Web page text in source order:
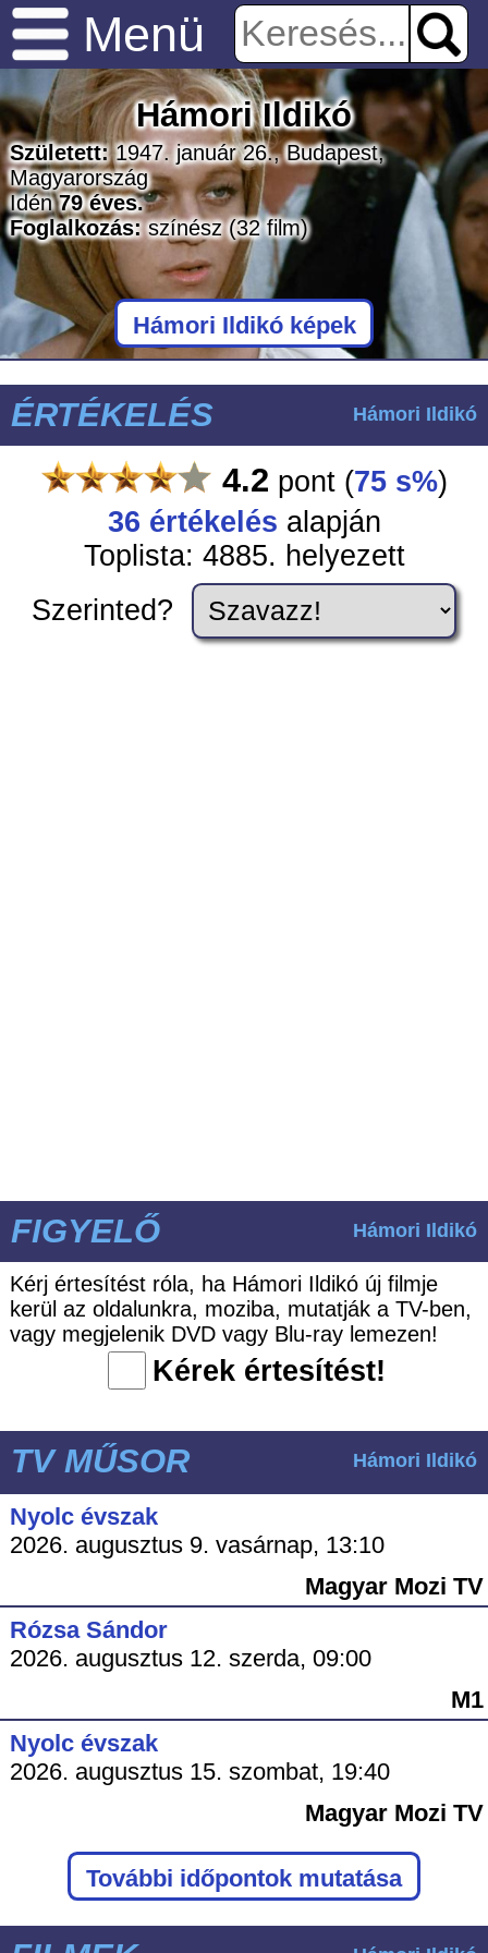
Menü
Hámori Ildikó
Született:1947. január 26., Budapest,
Magyarország
Idén79 éves.
Foglalkozás:színész(32 film)
Hámori Ildikó képek
ÉRTÉKELÉS Hámori Ildikó
4.2 pont (75 s%)
36 értékelés alapján
Toplista: 4885. helyezett
Szerinted?
FIGYELŐ Hámori Ildikó
Kérj értesítést róla, ha Hámori Ildikó új filmje
kerül az oldalunkra, moziba, mutatják a TV-ben,
vagy megjelenik DVD vagy Blu-ray lemezen!
Kérek értesítést!
TV MŰSOR Hámori Ildikó
Nyolc évszak
2026. augusztus 9. vasárnap, 13:10
Magyar Mozi TV
Rózsa Sándor
2026. augusztus 12. szerda, 09:00
M1
Nyolc évszak
2026. augusztus 15. szombat, 19:40
Magyar Mozi TV
További időpontok mutatása